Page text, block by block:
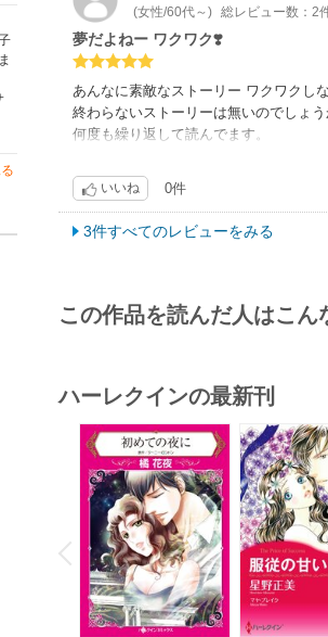
(女性/60代～) 総レビュー数：2
夢だよねー ワクワク❣️
あんなに素敵なストーリー ワクワクし
終わらないストーリーは無いのでしょ
何度も繰り返して読んでます。
いいね 0件
3件すべてのレビューをみる
この作品を読んだ人はこ
ハーレクインの最新刊
P
r
e
i
o
u
s